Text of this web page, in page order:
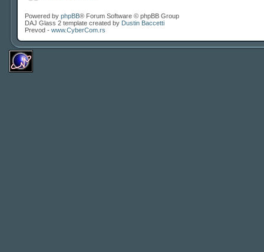
Powered by phpBB® Forum Software © phpBB Group
DAJ Glass 2 template created by Dustin Baccetti
Prevod - www.CyberCom.rs